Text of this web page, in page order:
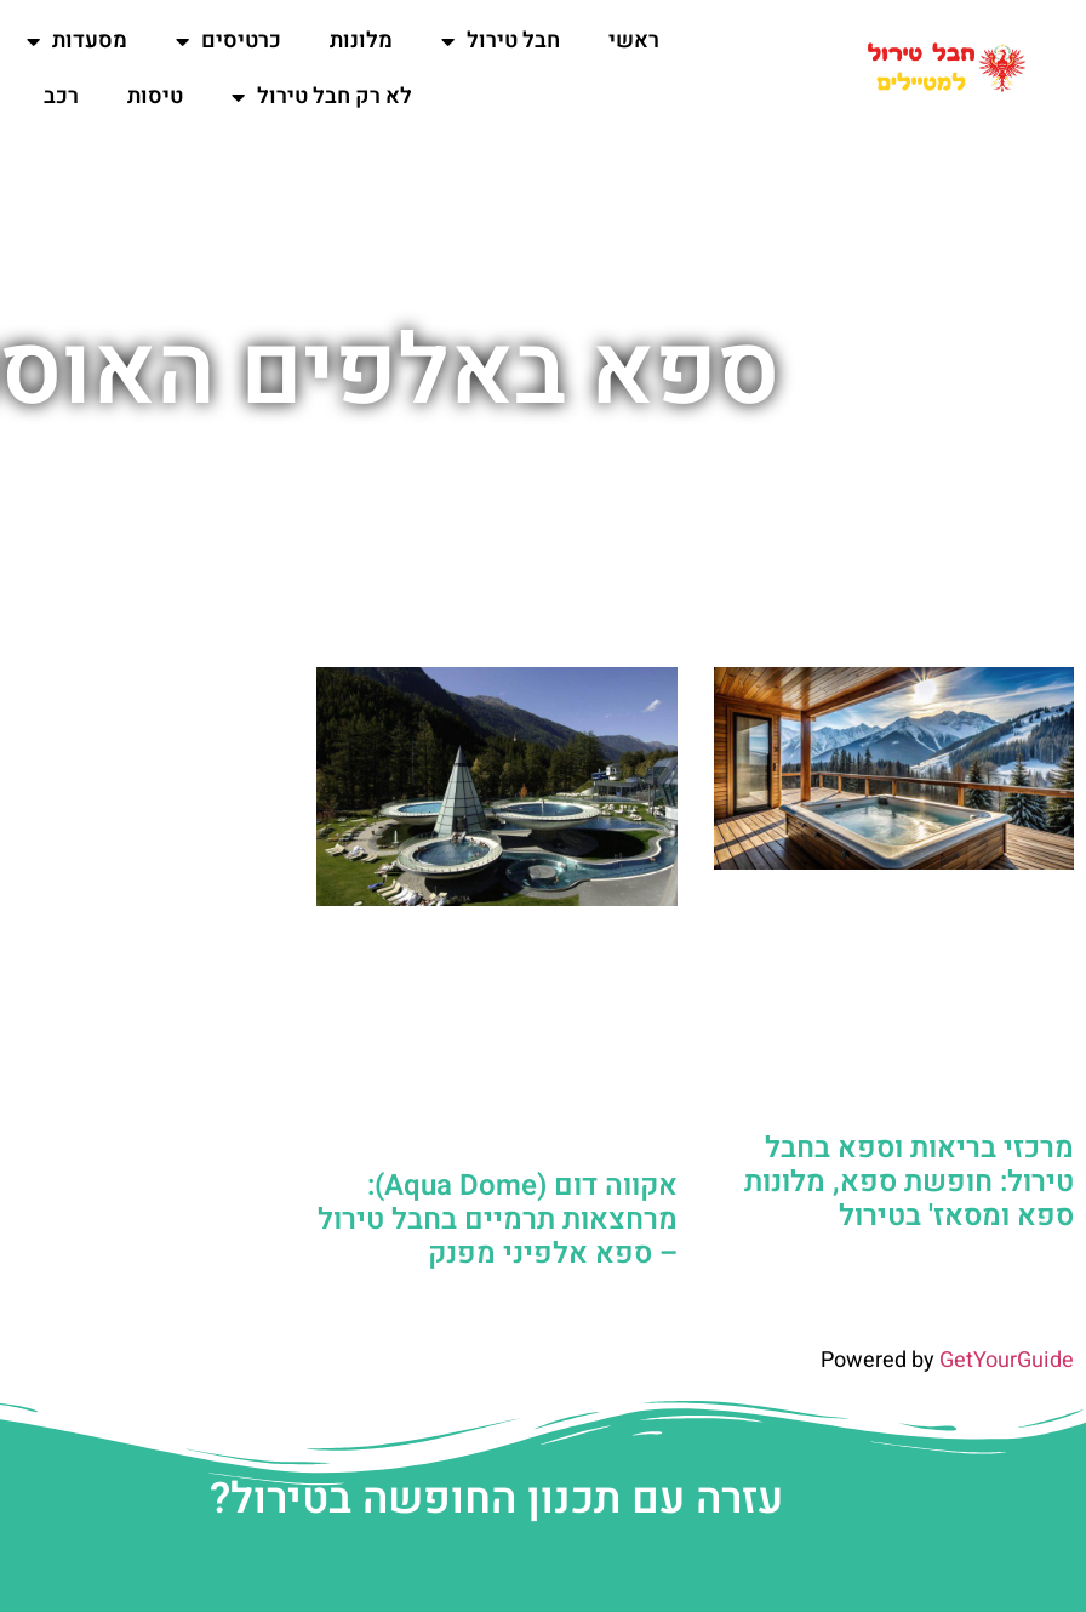
ראשי חבל טירול מלונות כרטיסים מסעדות
לא רק חבל טירול
טיסות רכב
ספא באלפים
מרכזי בריאות וספא בחבל
טירול: חופשת ספא, מלונות
ספא ומסאז' בטירול
אקווה דום (Aqua Dome):
מרחצאות תרמיים בחבל טירול
– ספא אלפיני מפנק
Powered byGetYourGuide
עזרה עם תכנון החופשה בטירול?